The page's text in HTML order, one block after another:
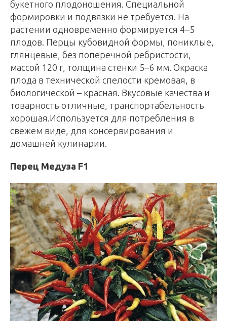
букетного плодоношения. Специальной
формировки и подвязки не требуется. На
растении одновременно формируется 4–5
плодов. Перцы кубовидной формы, пониклые,
глянцевые, без поперечной ребристости,
массой 120 г, толщина стенки 5–6 мм. Окраска
плода в технической спелости кремовая, в
биологической – красная. Вкусовые качества и
товарность отличные, транспортабельность
хорошая.Используется для потребления в
свежем виде, для консервирования и
домашней кулинарии.
Перец Медуза F1